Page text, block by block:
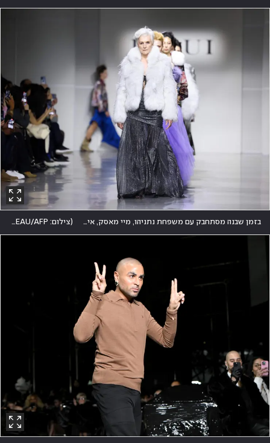
בזמן שבנה מסתחבק עם משפחת נתניהו, מיי מאסק, אימו של אילון מאסק, צועדת בתצוגה של המותג Juzui (צילום: CHARLY TRIBALLEAU/AFP